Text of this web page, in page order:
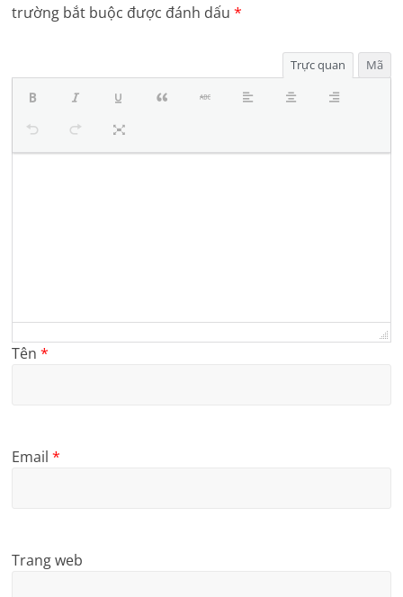
trường bắt buộc được đánh dấu*
Trực quan Mã
Tên*
Email*
Trang web